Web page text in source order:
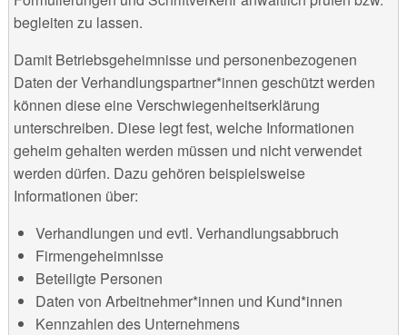
begleiten zu lassen.
Damit Betriebsgeheimnisse und personenbezogenen
Daten der Verhandlungspartner*innen geschützt werden
können diese eine Verschwiegenheitserklärung
unterschreiben. Diese legt fest, welche Informationen
geheim gehalten werden müssen und nicht verwendet
werden dürfen. Dazu gehören beispielsweise
Informationen über:
Verhandlungen und evtl. Verhandlungsabbruch
Firmengeheimnisse
Beteiligte Personen
Daten von Arbeitnehmer*innen und Kund*innen
Kennzahlen des Unternehmens